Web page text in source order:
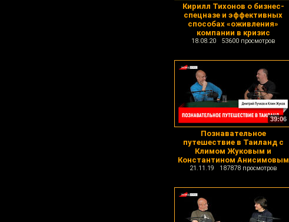
Кирилл Тихонов о бизнес-
спецназе и эффективных
способах «оживления»
компании в кризис
18.08.20 53600 просмотров
39:06
Познавательное
путешествие в Таиланд с
Климом Жуковым и
Константином Анисимовым
21.11.19 187878 просмотров